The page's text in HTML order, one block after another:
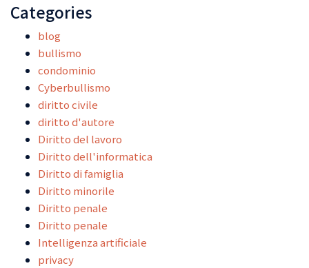
Categories
blog
bullismo
condominio
Cyberbullismo
diritto civile
diritto d'autore
Diritto del lavoro
Diritto dell'informatica
Diritto di famiglia
Diritto minorile
Diritto penale
Diritto penale
Intelligenza artificiale
privacy